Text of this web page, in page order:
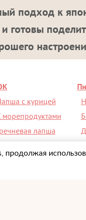
подход к
готовы
с курицей
морепродуктами
лапша